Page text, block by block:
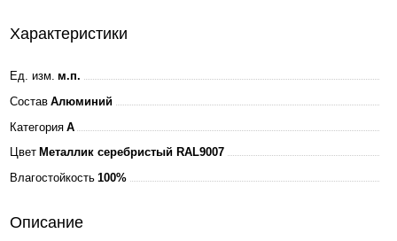
Характеристики
Ед. изм. м.п.
Состав Алюминий
Категория A
Цвет Металлик серебристый RAL9007
Влагостойкость 100%
Описание